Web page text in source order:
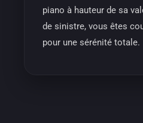
piano à hauteur de sa
de sinistre, vous êtes
pour une sérénité totale.